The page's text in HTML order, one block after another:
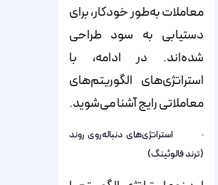
معاملات به‌طور خودکار، برای
دستیابی به سود طراحی
شده‌اند. در ادامه، با
استراتژی‌های الگوریتم‌های
معاملاتی رایج آشنا می‌شوید.
· استراتژی‌های دنباله‌روی روند
(ترند فالوئینگ)